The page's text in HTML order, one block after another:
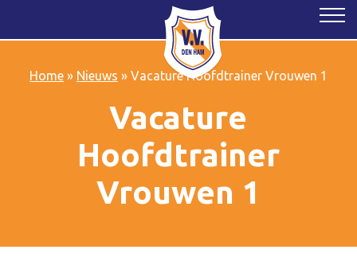
Home» Nieuws » Vacature Hoofdtrainer Vrouwen 1
Vacature
Hoofdtrainer
Vrouwen 1